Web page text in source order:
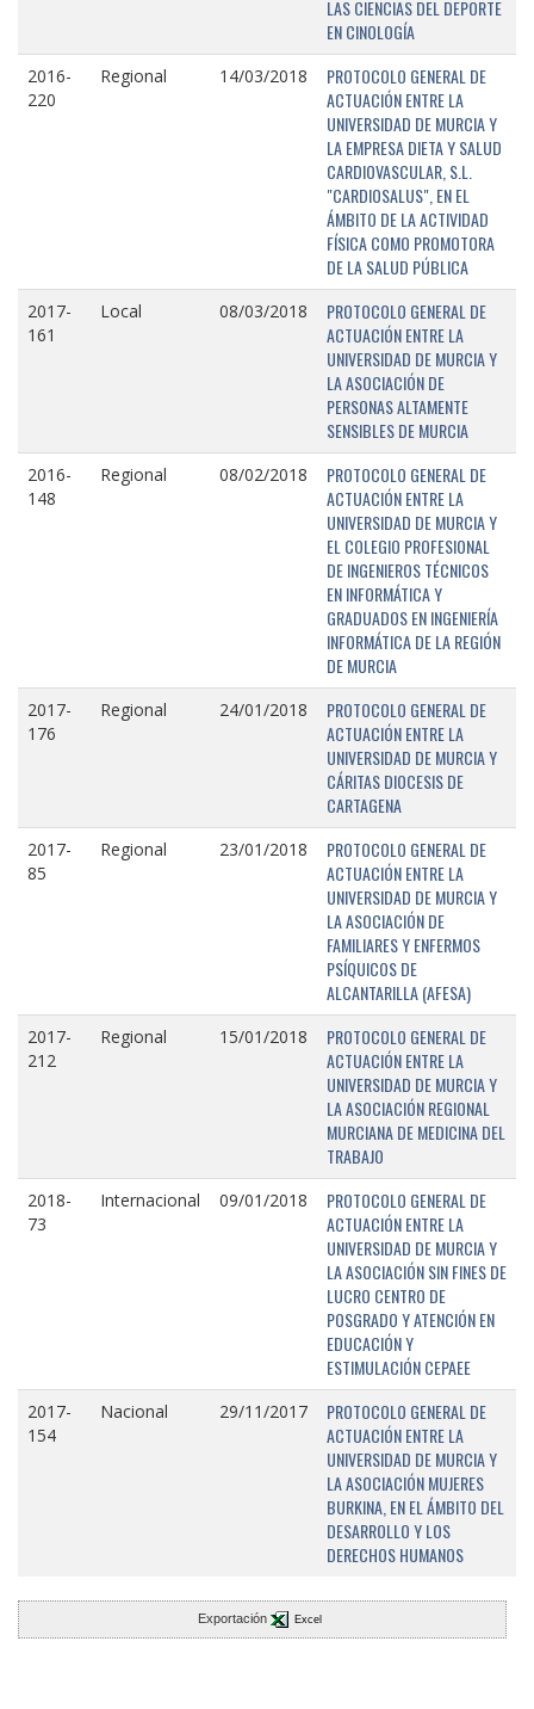
LAS CIENCIAS DEL DEPORTE
EN CINOLOGÍA
2016-
220
Regional 14/03/2018
PROTOCOLO GENERAL DE
ACTUACIÓN ENTRE LA
UNIVERSIDAD DE MURCIA Y
LA EMPRESA DIETA Y SALUD
CARDIOVASCULAR, S.L.
"CARDIOSALUS", EN EL
ÁMBITO DE LA ACTIVIDAD
FÍSICA COMO PROMOTORA
DE LA SALUD PÚBLICA
2017-
161
Local 08/03/2018
PROTOCOLO GENERAL DE
ACTUACIÓN ENTRE LA
UNIVERSIDAD DE MURCIA Y
LA ASOCIACIÓN DE
PERSONAS ALTAMENTE
SENSIBLES DE MURCIA
2016-
148
Regional 08/02/2018
PROTOCOLO GENERAL DE
ACTUACIÓN ENTRE LA
UNIVERSIDAD DE MURCIA Y
EL COLEGIO PROFESIONAL
DE INGENIEROS TÉCNICOS
EN INFORMÁTICA Y
GRADUADOS EN INGENIERÍA
INFORMÁTICA DE LA REGIÓN
DE MURCIA
2017-
176
Regional 24/01/2018
PROTOCOLO GENERAL DE
ACTUACIÓN ENTRE LA
UNIVERSIDAD DE MURCIA Y
CÁRITAS DIOCESIS DE
CARTAGENA
2017-
85
Regional 23/01/2018
PROTOCOLO GENERAL DE
ACTUACIÓN ENTRE LA
UNIVERSIDAD DE MURCIA Y
LA ASOCIACIÓN DE
FAMILIARES Y ENFERMOS
PSÍQUICOS DE
ALCANTARILLA (AFESA)
2017-
212
Regional 15/01/2018
PROTOCOLO GENERAL DE
ACTUACIÓN ENTRE LA
UNIVERSIDAD DE MURCIA Y
LA ASOCIACIÓN REGIONAL
MURCIANA DE MEDICINA DEL
TRABAJO
2018-
73
Internacional 09/01/2018
PROTOCOLO GENERAL DE
ACTUACIÓN ENTRE LA
UNIVERSIDAD DE MURCIA Y
LA ASOCIACIÓN SIN FINES DE
LUCRO CENTRO DE
POSGRADO Y ATENCIÓN EN
EDUCACIÓN Y
ESTIMULACIÓN CEPAEE
2017-
154
Nacional 29/11/2017
PROTOCOLO GENERAL DE
ACTUACIÓN ENTRE LA
UNIVERSIDAD DE MURCIA Y
LA ASOCIACIÓN MUJERES
BURKINA, EN EL ÁMBITO DEL
DESARROLLO Y LOS
DERECHOS HUMANOS
Exportación Excel